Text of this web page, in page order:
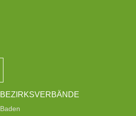
BEZIRKSVERBÄNDE
Baden